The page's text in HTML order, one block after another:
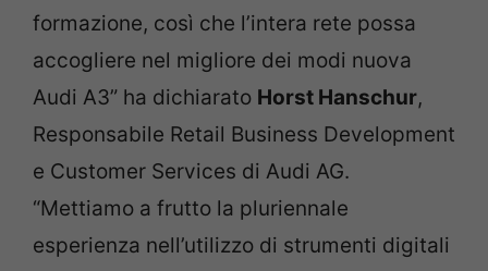
formazione, così che l’intera rete possa
accogliere nel migliore dei modi nuova
Audi A3” ha dichiarato Horst Hanschur,
Responsabile Retail Business Development
e Customer Services di Audi AG.
“Mettiamo a frutto la pluriennale
esperienza nell’utilizzo di strumenti digitali